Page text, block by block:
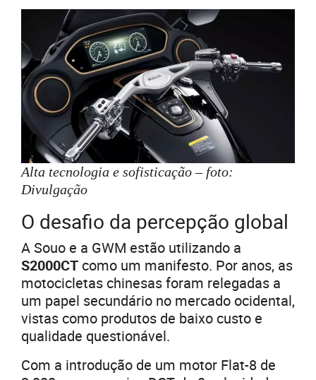
Alta tecnologia e sofisticação – foto:
Divulgação
O desafio da percepção global
A Souo e a GWM estão utilizando a
S2000CT como um manifesto. Por anos, as
motocicletas chinesas foram relegadas a
um papel secundário no mercado ocidental,
vistas como produtos de baixo custo e
qualidade questionável.
Com a introdução de um motor Flat-8 de